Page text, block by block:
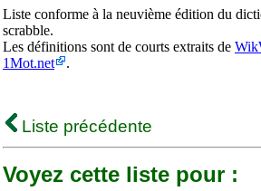
Liste conforme à la neuvième édition du
scrabble.
Les définitions sont de courts extraits de
1Mot.net
.
Liste précédente
Voyez cette liste pour :